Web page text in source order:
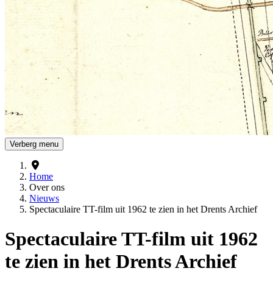
Verberg menu
Home
Over ons
Nieuws
Spectaculaire TT-film uit 1962 te zien in het Drents Archief
Spectaculaire TT-film uit 1962
te zien in het Drents Archief